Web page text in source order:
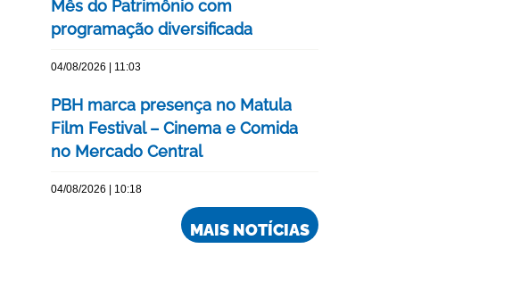
Mês do Patrimônio com
programação diversificada
04/08/2026 | 11:03
PBH marca presença no Matula
Film Festival – Cinema e Comida
no Mercado Central
04/08/2026 | 10:18
MAIS NOTÍCIAS